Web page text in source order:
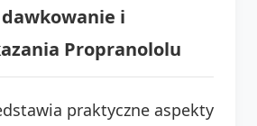
i
Propranololu
praktyczne aspekty